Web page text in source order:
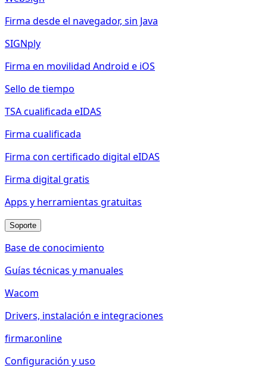
Firma desde el navegador, sin Java
SIGNply
Firma en movilidad Android e iOS
Sello de tiempo
TSA cualificada eIDAS
Firma cualificada
Firma con certificado digital eIDAS
Firma digital gratis
Apps y herramientas gratuitas
Soporte
Base de conocimiento
Guías técnicas y manuales
Wacom
Drivers, instalación e integraciones
firmar.online
Configuración y uso